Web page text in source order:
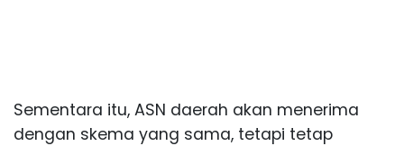
Sementara itu, ASN daerah akan menerima
dengan skema yang sama, tetapi tetap